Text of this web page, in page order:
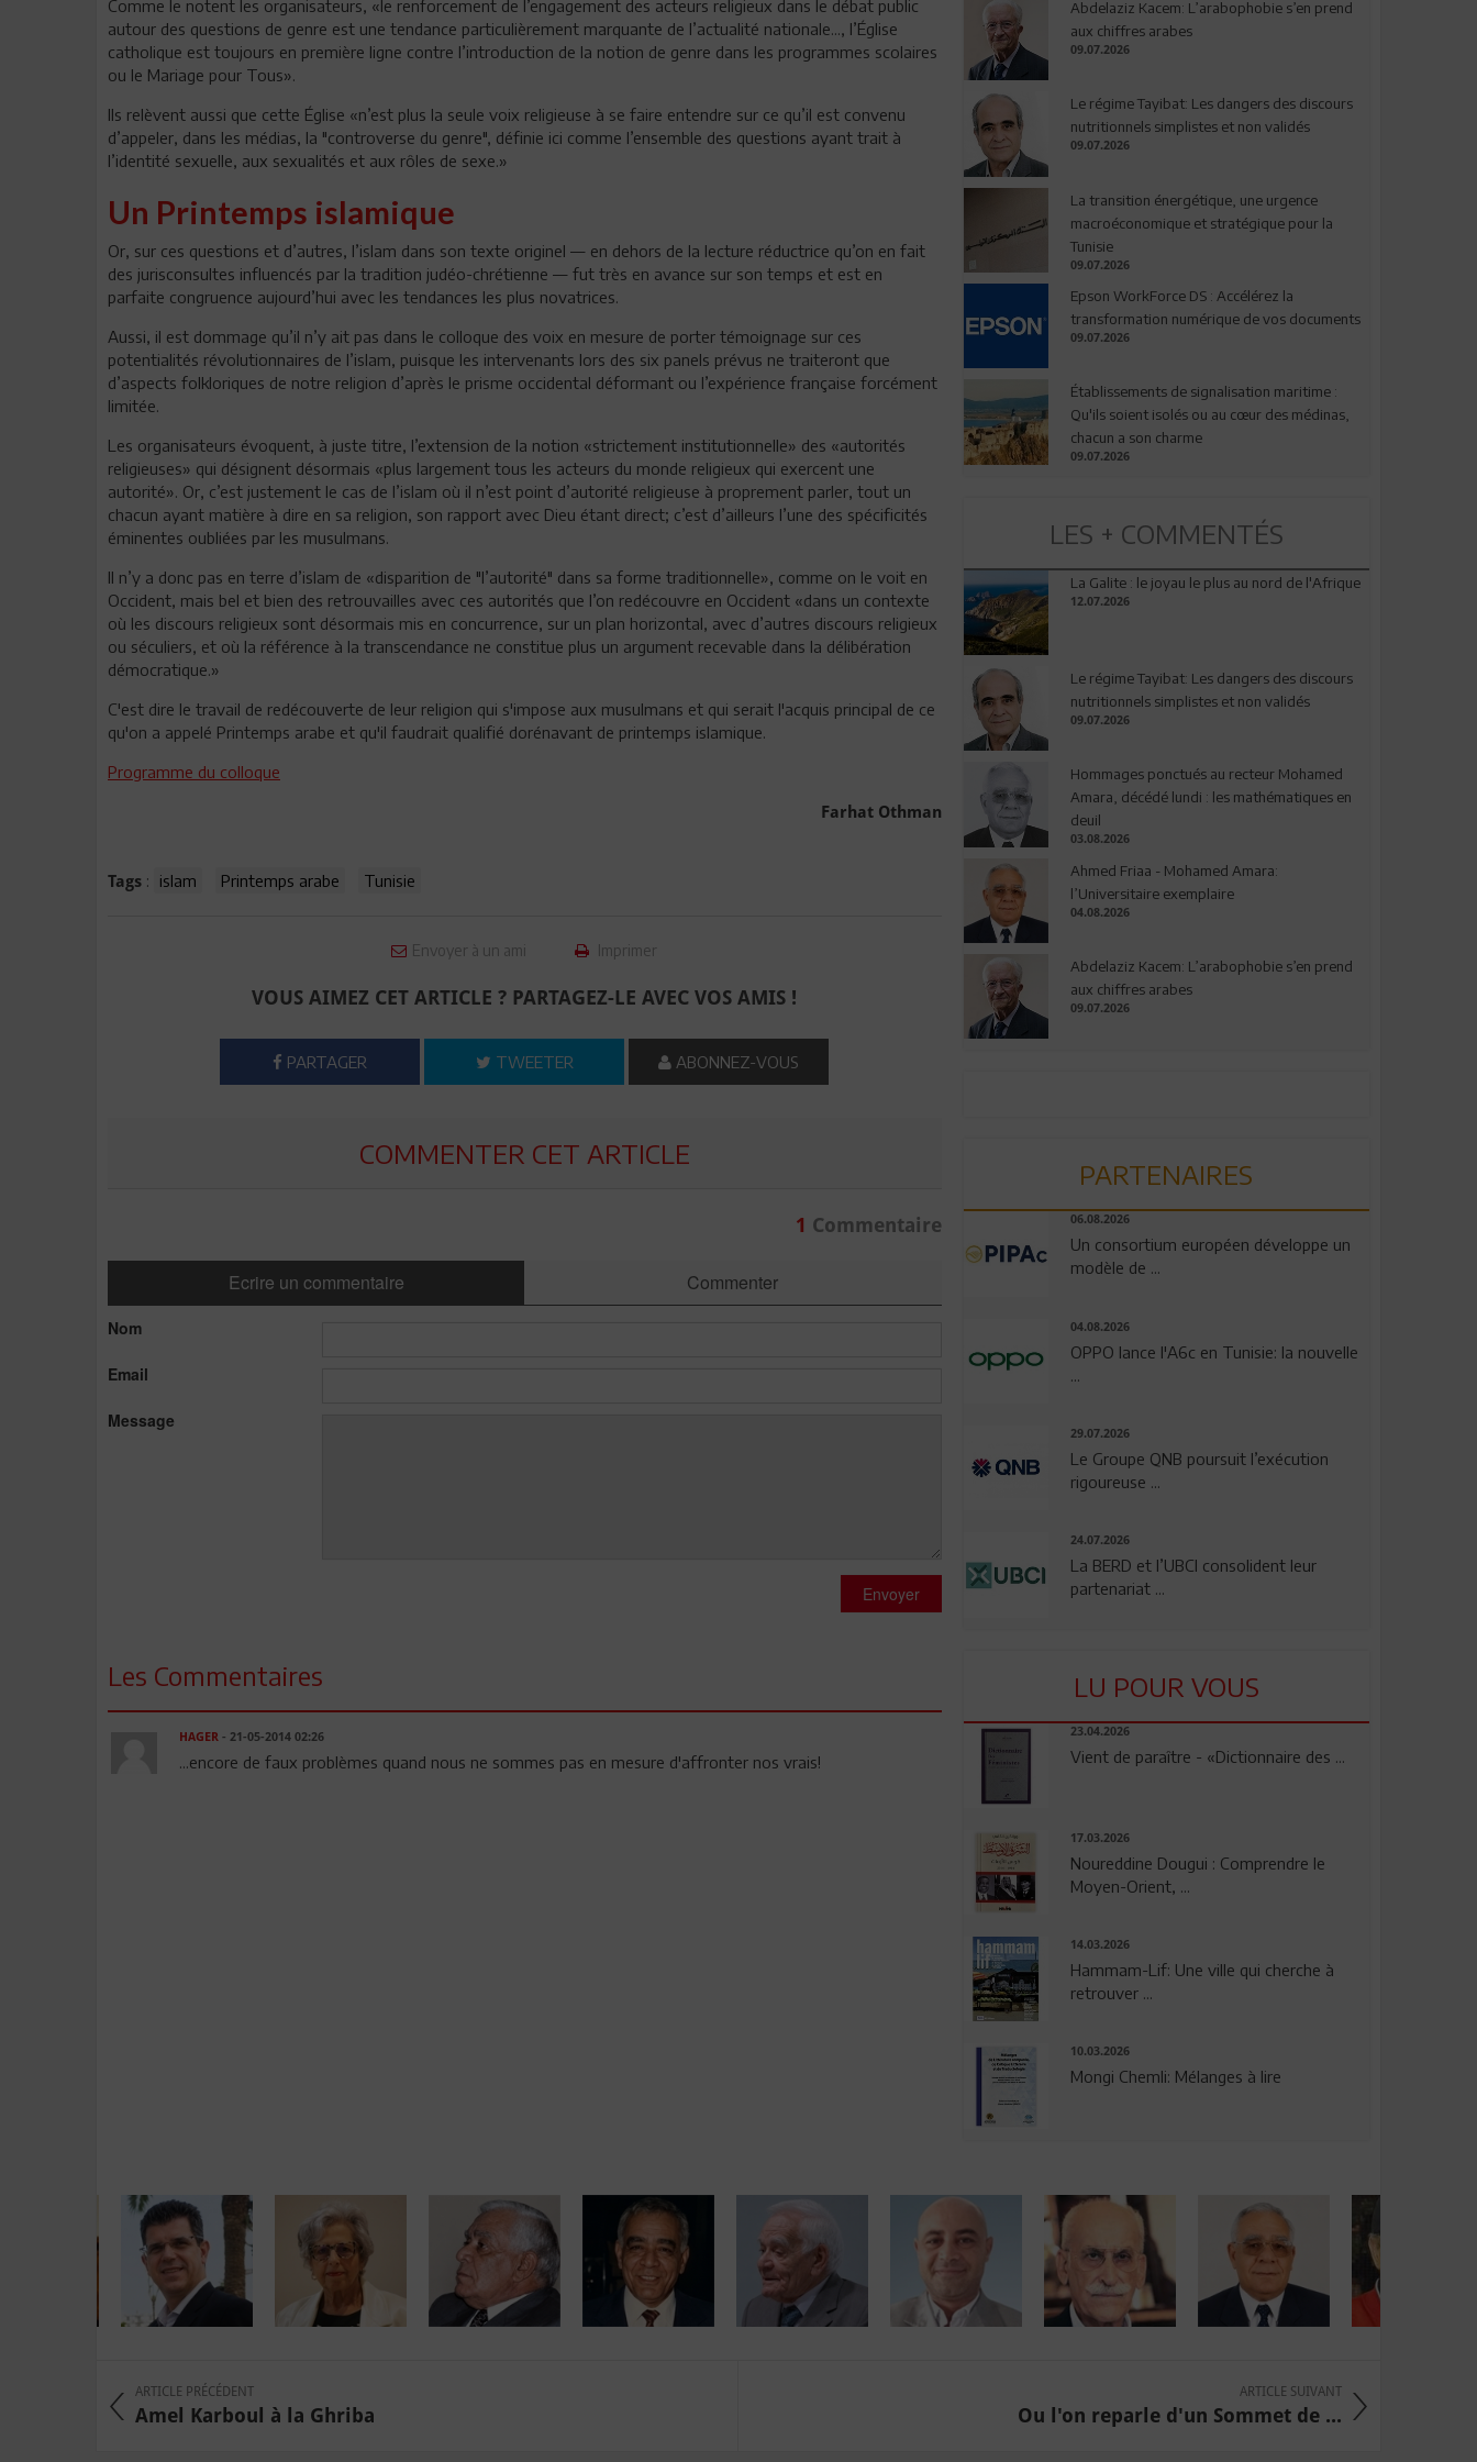
Comme le notent les organisateurs, «le renforcement de l’engagement des acteurs religieux dans le débat public
autour des questions de genre est une tendance particulièrement marquante de l’actualité nationale..., l’Église
catholique est toujours en première ligne contre l’introduction de la notion de genre dans les programmes scolaires
ou le Mariage pour Tous».
Ils relèvent aussi que cette Église «n’est plus la seule voix religieuse à se faire entendre sur ce qu’il est convenu
d’appeler, dans les médias, la "controverse du genre", définie ici comme l’ensemble des questions ayant trait à
l’identité sexuelle, aux sexualités et aux rôles de sexe.»
Un Printemps islamique
Or, sur ces questions et d’autres, l’islam dans son texte originel — en dehors de la lecture réductrice qu’on en fait
des jurisconsultes influencés par la tradition judéo-chrétienne — fut très en avance sur son temps et est en
parfaite congruence aujourd’hui avec les tendances les plus novatrices.
Aussi, il est dommage qu’il n’y ait pas dans le colloque des voix en mesure de porter témoignage sur ces
potentialités révolutionnaires de l’islam, puisque les intervenants lors des six panels prévus ne traiteront que
d’aspects folkloriques de notre religion d’après le prisme occidental déformant ou l’expérience française forcément
limitée.
Les organisateurs évoquent, à juste titre, l’extension de la notion «strictement institutionnelle» des «autorités
religieuses» qui désignent désormais «plus largement tous les acteurs du monde religieux qui exercent une
autorité». Or, c’est justement le cas de l’islam où il n’est point d’autorité religieuse à proprement parler, tout un
chacun ayant matière à dire en sa religion, son rapport avec Dieu étant direct; c’est d’ailleurs l’une des spécificités
éminentes oubliées par les musulmans.
Il n’y a donc pas en terre d’islam de «disparition de "l’autorité" dans sa forme traditionnelle», comme on le voit en
Occident, mais bel et bien des retrouvailles avec ces autorités que l’on redécouvre en Occident «dans un contexte
où les discours religieux sont désormais mis en concurrence, sur un plan horizontal, avec d’autres discours religieux
ou séculiers, et où la référence à la transcendance ne constitue plus un argument recevable dans la délibération
démocratique.»
C'est dire le travail de redécouverte de leur religion qui s'impose aux musulmans et qui serait l'acquis principal de ce
qu'on a appelé Printemps arabe et qu'il faudrait qualifié dorénavant de printemps islamique.
Programme du colloque
Farhat Othman
Tags : islam Printemps arabe Tunisie
Envoyer à un ami Imprimer
VOUS AIMEZ CET ARTICLE ? PARTAGEZ-LE AVEC VOS AMIS !
PARTAGER TWEETER ABONNEZ-VOUS
COMMENTER CET ARTICLE
1 Commentaire
Ecrire un commentaire Commenter
Nom
Email
Message
Envoyer
Les Commentaires
HAGER- 21-05-2014 02:26
...encore de faux problèmes quand nous ne sommes pas en mesure d'affronter nos vrais!
Abdelaziz Kacem: L’arabophobie s’en prend
aux chiffres arabes
09.07.2026
Le régime Tayibat: Les dangers des discours
nutritionnels simplistes et non validés
09.07.2026
La transition énergétique, une urgence
macroéconomique et stratégique pour la
Tunisie
09.07.2026
Epson WorkForce DS : Accélérez la
transformation numérique de vos documents
09.07.2026
Établissements de signalisation maritime :
Qu'ils soient isolés ou au cœur des médinas,
chacun a son charme
09.07.2026
LES + COMMENTÉS
La Galite : le joyau le plus au nord de l'Afrique
12.07.2026
Le régime Tayibat: Les dangers des discours
nutritionnels simplistes et non validés
09.07.2026
Hommages ponctués au recteur Mohamed
Amara, décédé lundi : les mathématiques en
deuil
03.08.2026
Ahmed Friaa - Mohamed Amara:
l’Universitaire exemplaire
04.08.2026
Abdelaziz Kacem: L’arabophobie s’en prend
aux chiffres arabes
09.07.2026
PARTENAIRES
06.08.2026
Un consortium européen développe un
modèle de ...
04.08.2026
OPPO lance l'A6c en Tunisie: la nouvelle
29.07.2026
Le Groupe QNB poursuit l’exécution
rigoureuse ...
24.07.2026
La BERD et l’UBCI consolident leur
partenariat ...
LU POUR VOUS
23.04.2026
Vient de paraître - «Dictionnaire des ...
17.03.2026
Noureddine Dougui : Comprendre le
Moyen-Orient, ...
14.03.2026
Hammam-Lif: Une ville qui cherche à
retrouver ...
10.03.2026
Mongi Chemli: Mélanges à lire
ARTICLE PRÉCÉDENT
Amel Karboul à la Ghriba
ARTICLE SUIVANT
Ou l'on reparle d'un Sommet de ...